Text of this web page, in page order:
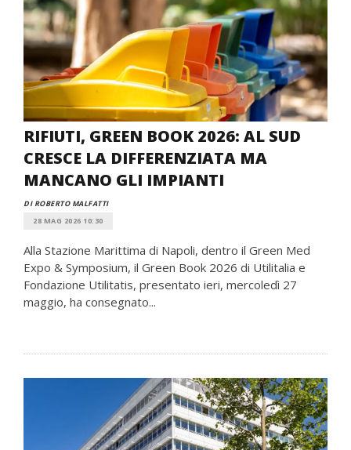
RIFIUTI, GREEN BOOK 2026: AL SUD
CRESCE LA DIFFERENZIATA MA
MANCANO GLI IMPIANTI
DI ROBERTO MALFATTI
28 MAG 2026 10:30
Alla Stazione Marittima di Napoli, dentro il Green Med
Expo & Symposium, il Green Book 2026 di Utilitalia e
Fondazione Utilitatis, presentato ieri, mercoledì 27
maggio, ha consegnato...